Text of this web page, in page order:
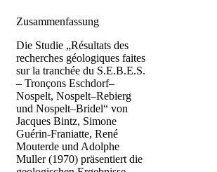
Zusammenfassung
Die Studie „Résultats des
recherches géologiques faites
sur la tranchée du S.E.B.E.S.
– Tronçons Eschdorf–
Nospelt, Nospelt–Rebierg
und Nospelt–Bridel“ von
Jacques Bintz, Simone
Guérin-Franiatte, René
Mouterde und Adolphe
Muller (1970) präsentiert die